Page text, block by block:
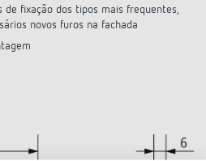
de fixação dos tipos mais frequentes,
novos furos na fachada